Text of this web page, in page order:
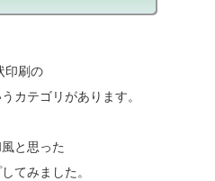
印刷の
カテゴリがあります。
と思った
てみました。